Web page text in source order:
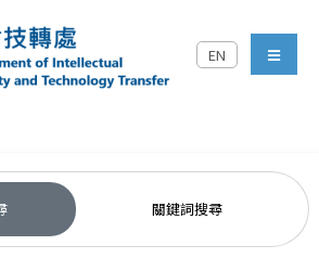
智財技轉處對
EN
menu
關鍵詞搜尋